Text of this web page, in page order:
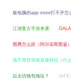
板电脑的app store打不开怎
江湖复古手游来袭
图腾怎么抓（阿尔宙斯图鉴）
戏不用登录能直接秒玩（什
以太坊钱包地址？ dnf手